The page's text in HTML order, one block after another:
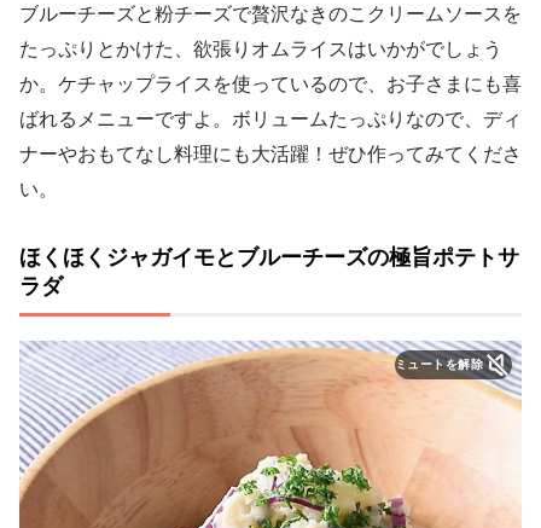
ブルーチーズと粉チーズで贅沢なきのこクリームソースを
たっぷりとかけた、欲張りオムライスはいかがでしょう
か。ケチャップライスを使っているので、お子さまにも喜
ばれるメニューですよ。ボリュームたっぷりなので、ディ
ナーやおもてなし料理にも大活躍！ぜひ作ってみてくださ
い。
ほくほくジャガイモとブルーチーズの極旨ポテトサ
ラダ
ミュートを解除